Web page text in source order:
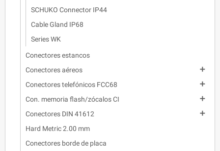
SCHUKO Connector IP44
Cable Gland IP68
Series WK
Conectores estancos
Conectores aéreos

Conectores telefónicos FCC68

Con. memoria flash/zócalos CI

Conectores DIN 41612

Hard Metric 2.00 mm
Conectores borde de placa